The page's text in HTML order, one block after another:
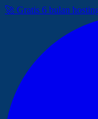
🚀 Gratis 6 bulan